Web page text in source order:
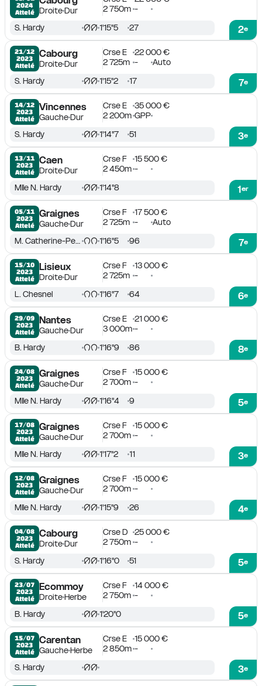
2024
Attelé
DroiteDur
2 750m -
2e
S. Hardy 1'15''5 27
21/12
2023
Attelé
Cabourg
DroiteDur
Crse E
22 000 €
2 725m - Auto
7e
S. Hardy 1'15''2 17
14/12
2023
Attelé
Vincennes
GaucheDur
Crse E
35 000 €
2 200m GPP
3e
S. Hardy 1'14''7 51
13/11
2023
Attelé
Caen
DroiteDur
Crse F
15 500 €
2 450m -
1er
Mlle N. Hardy 1'14''8
05/11
2023
Attelé
Graignes
GaucheDur
Crse F
17 500 €
2 725m - Auto
7e
M. Catherine-Pezet 1'16''5 96
15/10
2023
Attelé
Lisieux
DroiteDur
Crse F
13 000 €
2 725m -
6e
L. Chesnel 1'16''7 64
29/09
2023
Attelé
Nantes
GaucheDur
Crse E
21 000 €
3 000m -
8e
B. Hardy 1'16''9 86
24/08
2023
Attelé
Graignes
GaucheDur
Crse F
15 000 €
2 700m -
5e
Mlle N. Hardy 1'16''4 9
17/08
2023
Attelé
Graignes
GaucheDur
Crse F
15 000 €
2 700m -
3e
Mlle N. Hardy 1'17''2 11
12/08
2023
Attelé
Graignes
GaucheDur
Crse F
15 000 €
2 700m -
4e
Mlle N. Hardy 1'15''9 26
04/08
2023
Attelé
Cabourg
DroiteDur
Crse D
25 000 €
2 750m -
5e
S. Hardy 1'16''0 51
23/07
2023
Attelé
Ecommoy
DroiteHerbe
Crse F
14 000 €
2 750m -
5e
B. Hardy 1'20''0
15/07
2023
Attelé
Carentan
GaucheHerbe
Crse E
15 000 €
2 850m -
3e
S. Hardy